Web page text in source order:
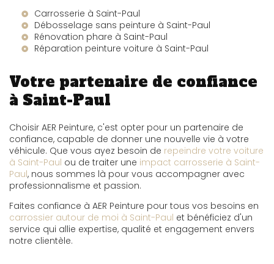
Carrosserie à Saint-Paul
Débosselage sans peinture à Saint-Paul
Rénovation phare à Saint-Paul
Réparation peinture voiture à Saint-Paul
Votre partenaire de confiance
à Saint-Paul
Choisir AER Peinture, c'est opter pour un partenaire de
confiance, capable de donner une nouvelle vie à votre
véhicule. Que vous ayez besoin de repeindre votre voiture
à Saint-Paul ou de traiter une impact carrosserie à Saint-
Paul, nous sommes là pour vous accompagner avec
professionnalisme et passion.
Faites confiance à AER Peinture pour tous vos besoins en
carrossier autour de moi à Saint-Paul et bénéficiez d'un
service qui allie expertise, qualité et engagement envers
notre clientèle.